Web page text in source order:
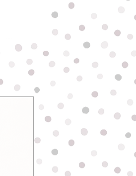
niet
Nieuw